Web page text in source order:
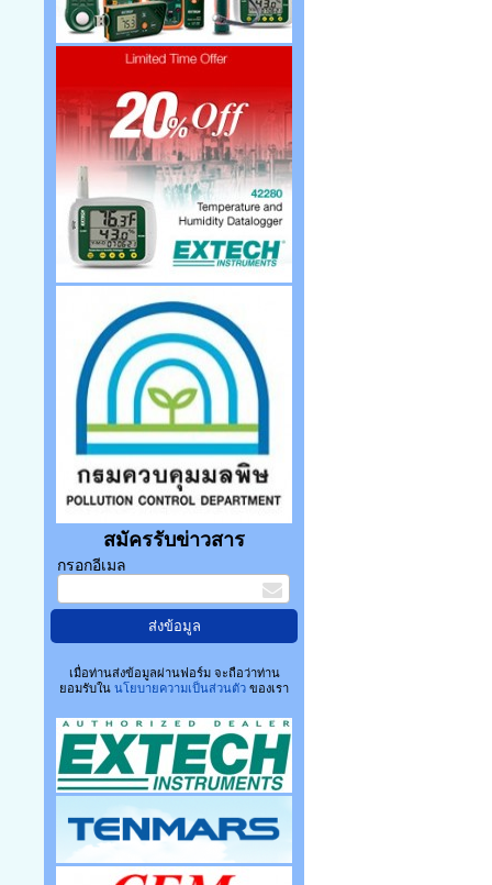
สมัครรับข่าวสาร
กรอกอีเมล
เมื่อท่านส่งข้อมูลผ่านฟอร์ม จะถือว่าท่าน
ยอมรับใน นโยบายความเป็นส่วนตัวของเรา